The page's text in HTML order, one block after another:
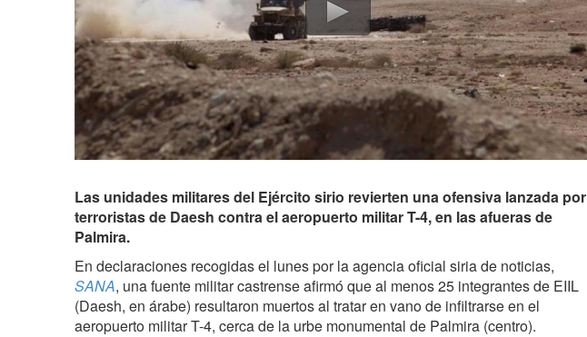
Las unidades militares del Ejército sirio revierten una ofensiva lanzada por
terroristas de Daesh contra el aeropuerto militar T-4, en las afueras de
Palmira.
En declaraciones recogidas el lunes por la agencia oficial siria de noticias,
SANA, una fuente militar castrense afirmó que al menos 25 integrantes de EIIL
(Daesh, en árabe) resultaron muertos al tratar en vano de infiltrarse en el
aeropuerto militar T-4, cerca de la urbe monumental de Palmira (centro).